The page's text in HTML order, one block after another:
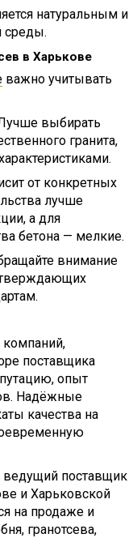
натуральным и
среды.
в Харькове
важно учитывать
выбирать
гранита,
от конкретных
лучше
а для
бетона — мелкие.
внимание
поставщика
опыт
Надёжные
качества на
ведущий поставщик
и Харьковской
на продаже и
гранотсева,